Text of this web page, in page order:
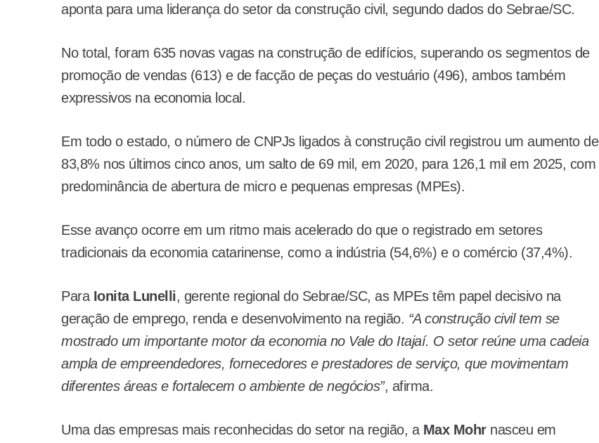
aponta para uma liderança do setor da construção civil, segundo dados do Sebrae/SC.
No total, foram 635 novas vagas na construção de edifícios, superando os segmentos de
promoção de vendas (613) e de facção de peças do vestuário (496), ambos também
expressivos na economia local.
Em todo o estado, o número de CNPJs ligados à construção civil registrou um aumento de
83,8% nos últimos cinco anos, um salto de 69 mil, em 2020, para 126,1 mil em 2025, com
predominância de abertura de micro e pequenas empresas (MPEs).
Esse avanço ocorre em um ritmo mais acelerado do que o registrado em setores
tradicionais da economia catarinense, como a indústria (54,6%) e o comércio (37,4%).
Para Ionita Lunelli, gerente regional do Sebrae/SC, as MPEs têm papel decisivo na
geração de emprego, renda e desenvolvimento na região. “A construção civil tem se
mostrado um importante motor da economia no Vale do Itajaí. O setor reúne uma cadeia
ampla de empreendedores, fornecedores e prestadores de serviço, que movimentam
diferentes áreas e fortalecem o ambiente de negócios”, afirma.
Uma das empresas mais reconhecidas do setor na região, a Max Mohr nasceu em